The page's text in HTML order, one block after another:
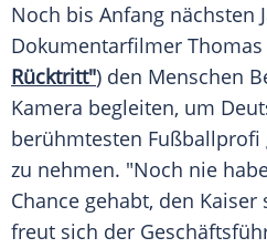
Noch bis Anfang nächsten
Dokumentarfilmer
Rücktritt") den Menschen
Kamera begleiten, um
berühmtesten Fußballprofi
zu nehmen. "Noch nie
Chance gehabt, den
freut sich der